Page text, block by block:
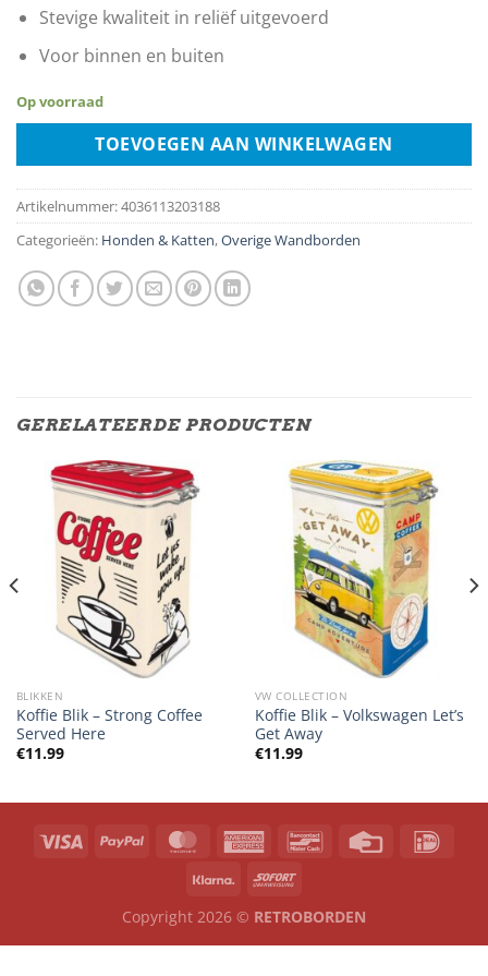
Stevige kwaliteit in reliëf uitgevoerd
Voor binnen en buiten
Op voorraad
TOEVOEGEN AAN WINKELWAGEN
Artikelnummer:4036113203188
Categorieën: Honden & Katten,Overige Wandborden
GERELATEERDE PRODUCTEN
BLIKKEN
Koffie Blik – Strong Coffee
Served Here
€11.99
VW COLLECTION
Koffie Blik – Volkswagen Let’s
Get Away
€11.99
Copyright 2026 © RETROBORDEN